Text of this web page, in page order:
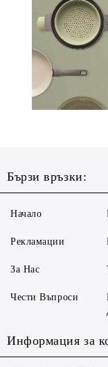
Бързи връзки:
Начало
Рекламации
За Нас
Чести Въпроси
Информация за